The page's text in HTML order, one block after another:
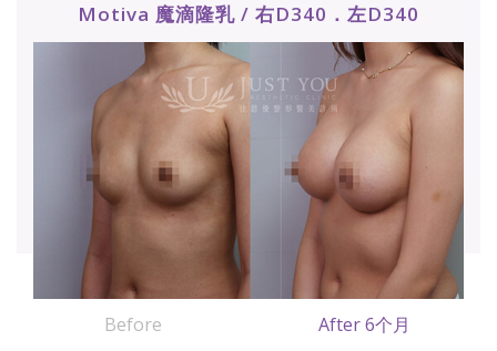
Motiva 魔滴隆乳 / 右D340．左D340
Before After 6个月